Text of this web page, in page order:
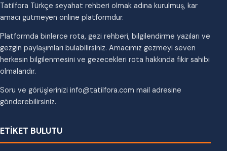
Tatilfora Türkçe seyahat rehberi olmak adına kurulmuş, kar
amacı gütmeyen online platformdur.
Platformda binlerce rota, gezi rehberi, bilgilendirme yazıları ve
gezgin paylaşımları bulabilirsiniz. Amacımız gezmeyi seven
herkesin bilgilenmesini ve gezecekleri rota hakkında fikir sahibi
olmalarıdır.
Soru ve görüşlerinizi info@tatilfora.com mail adresine
gönderebilirsiniz.
ETİKET BULUTU